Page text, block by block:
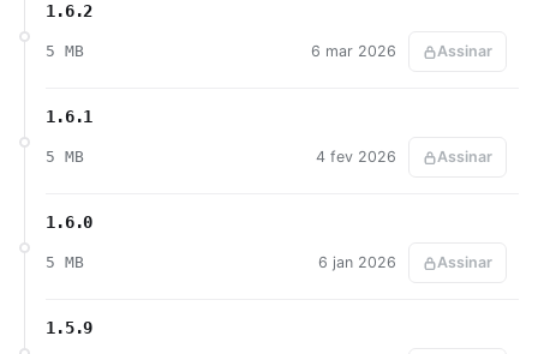
1.6.2
5 MB 6 mar 2026 Assinar
1.6.1
5 MB 4 fev 2026 Assinar
1.6.0
5 MB 6 jan 2026 Assinar
1.5.9